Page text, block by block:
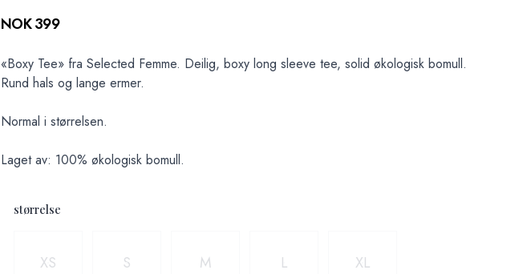
Produktdetaljer
NOK 399
Description
«Boxy Tee» fra Selected Femme. Deilig, boxy long sleeve tee, solid økologisk bomull.
Rund hals og lange ermer.
Normal i størrelsen.
Laget av: 100% økologisk bomull.
størrelse
XS S M L XL